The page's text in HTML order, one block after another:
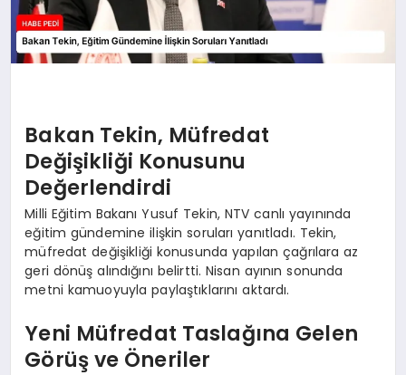
TEKNOLOJI
Bakan Tekin, Müfredat
Değişikliği Konusunu
Değerlendirdi
Milli Eğitim Bakanı Yusuf Tekin, NTV canlı yayınında
eğitim gündemine ilişkin soruları yanıtladı. Tekin,
müfredat değişikliği konusunda yapılan çağrılara az
geri dönüş alındığını belirtti. Nisan ayının sonunda
metni kamuoyuyla paylaştıklarını aktardı.
Yeni Müfredat Taslağına Gelen
Görüş ve Öneriler